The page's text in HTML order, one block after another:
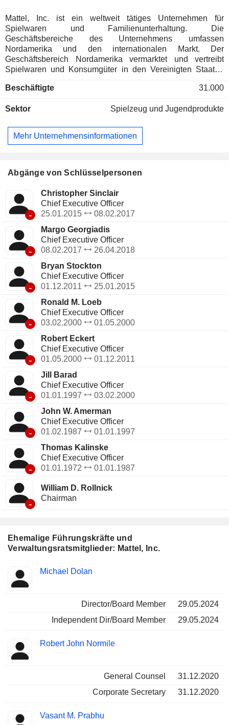
Ehemalige Führungskräfte und
Verwaltungsratsmitglieder: Mattel, Inc.
Insider
Besetzte
Michael Dolan
Director/Board Member
29.05.2024
Independent Dir/Board Member
29.05.2024
Robert John Normile
General Counsel
31.12.2020
Corporate Secretary
31.12.2020
Vasant M. Prabhu
Mattel, Inc. ist ein weltweit tätiges Unternehmen für
Spielwaren und Familienunterhaltung. Die
Geschäftsbereiche des Unternehmens umfassen
Nordamerika und den internationalen Markt. Der
Geschäftsbereich Nordamerika vermarktet und vertreibt
Spielwaren und Konsumgüter in den Vereinigten Staaten
vermarkteten und vertriebenen Produkte entsprechen im
wobei einige jedoch für bestimmte internationale Märkte
Marken des Unternehmens gehören Barbie, Hot Wheels,
Fisher-Price, American Girl, Thomas & Friends, UNO,
Besitz des Unternehmens befinden oder in Partnerschaft mit
Angebot umfasst Spielzeug, Inhalte, Konsumgüter sowie
digitale und Live-Erlebnisse. Die Produkte des
Unternehmens werden über die eigene E-Commerce-
Plattform sowie verschiedene E-Commerce-Kanäle von
Drittanbietern direkt an Verbraucher verkauft.
Beschäftigte 31.000
Sektor Spielzeug und Jugendprodukte
Mehr Unternehmensinformationen
Abgänge von Schlüsselpersonen
-
Christopher Sinclair
Chief Executive Officer
25.01.2015
08.02.2017
-
Margo Georgiadis
Chief Executive Officer
08.02.2017
26.04.2018
-
Bryan Stockton
Chief Executive Officer
01.12.2011
25.01.2015
-
Ronald M. Loeb
Chief Executive Officer
03.02.2000
01.05.2000
-
Robert Eckert
Chief Executive Officer
01.05.2000
01.12.2011
-
Jill Barad
Chief Executive Officer
01.01.1997
03.02.2000
-
John W. Amerman
Chief Executive Officer
01.02.1987
01.01.1997
-
Thomas Kalinske
Chief Executive Officer
01.01.1972
01.01.1987
-
William D. Rollnick
Chairman